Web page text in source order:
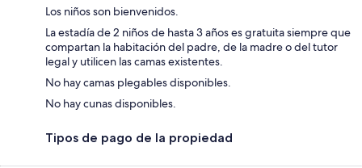
Los niños son bienvenidos.
La estadía de 2 niños de hasta 3 años es gratuita siempre que
compartan la habitación del padre, de la madre o del tutor
legal y utilicen las camas existentes.
No hay camas plegables disponibles.
No hay cunas disponibles.
Tipos de pago de la propiedad